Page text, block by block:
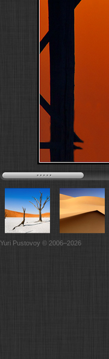
Yuri Pustovoy © 2006–2026